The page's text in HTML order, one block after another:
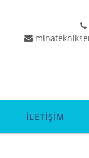
İLETİŞİM